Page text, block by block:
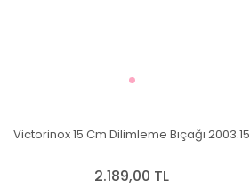
Victorinox 15 Cm Dilimleme Bıçağı 2003.15
2.189,00 TL